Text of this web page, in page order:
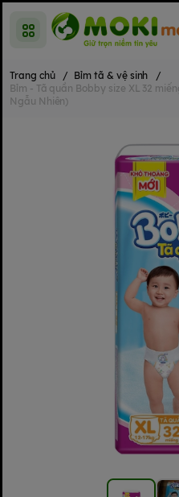
Trang chủ / Bỉm tã & vệ sinh
/
Bỉm - Tã quần Bobby size XL 32
Ngẫu Nhiên)